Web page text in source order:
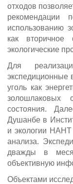
отходов
рекомендации
использованию
как
экологические
Для
экспедиционные
уголь как
золошлаковых
состояния.
Душанбе в
и экологии НАНТ
анализа.
дважды в
объективную
Объектами